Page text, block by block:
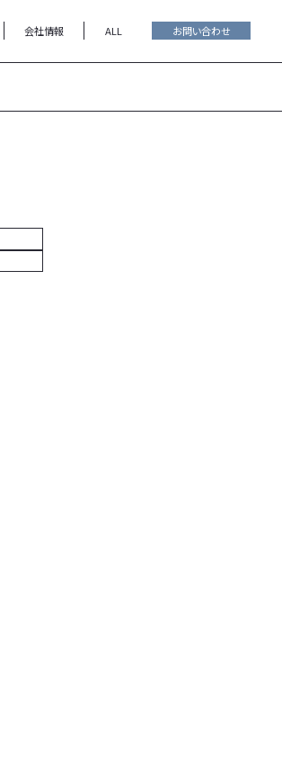
会社情報 ALL お問い合わせ